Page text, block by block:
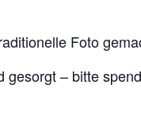
Foto
– bitte